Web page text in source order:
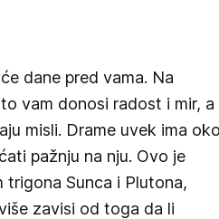
dane pred vama. Na
vam donosi radost i mir, a
misli. Drame uvek ima oko
pažnju na nju. Ovo je
trigona Sunca i Plutona,
zavisi od toga da li